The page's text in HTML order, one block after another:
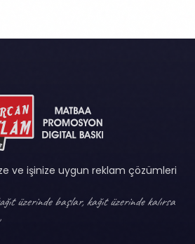
ve işinize uygun reklam çözümleri
üzerinde başlar, kağıt üzerinde kalırsa